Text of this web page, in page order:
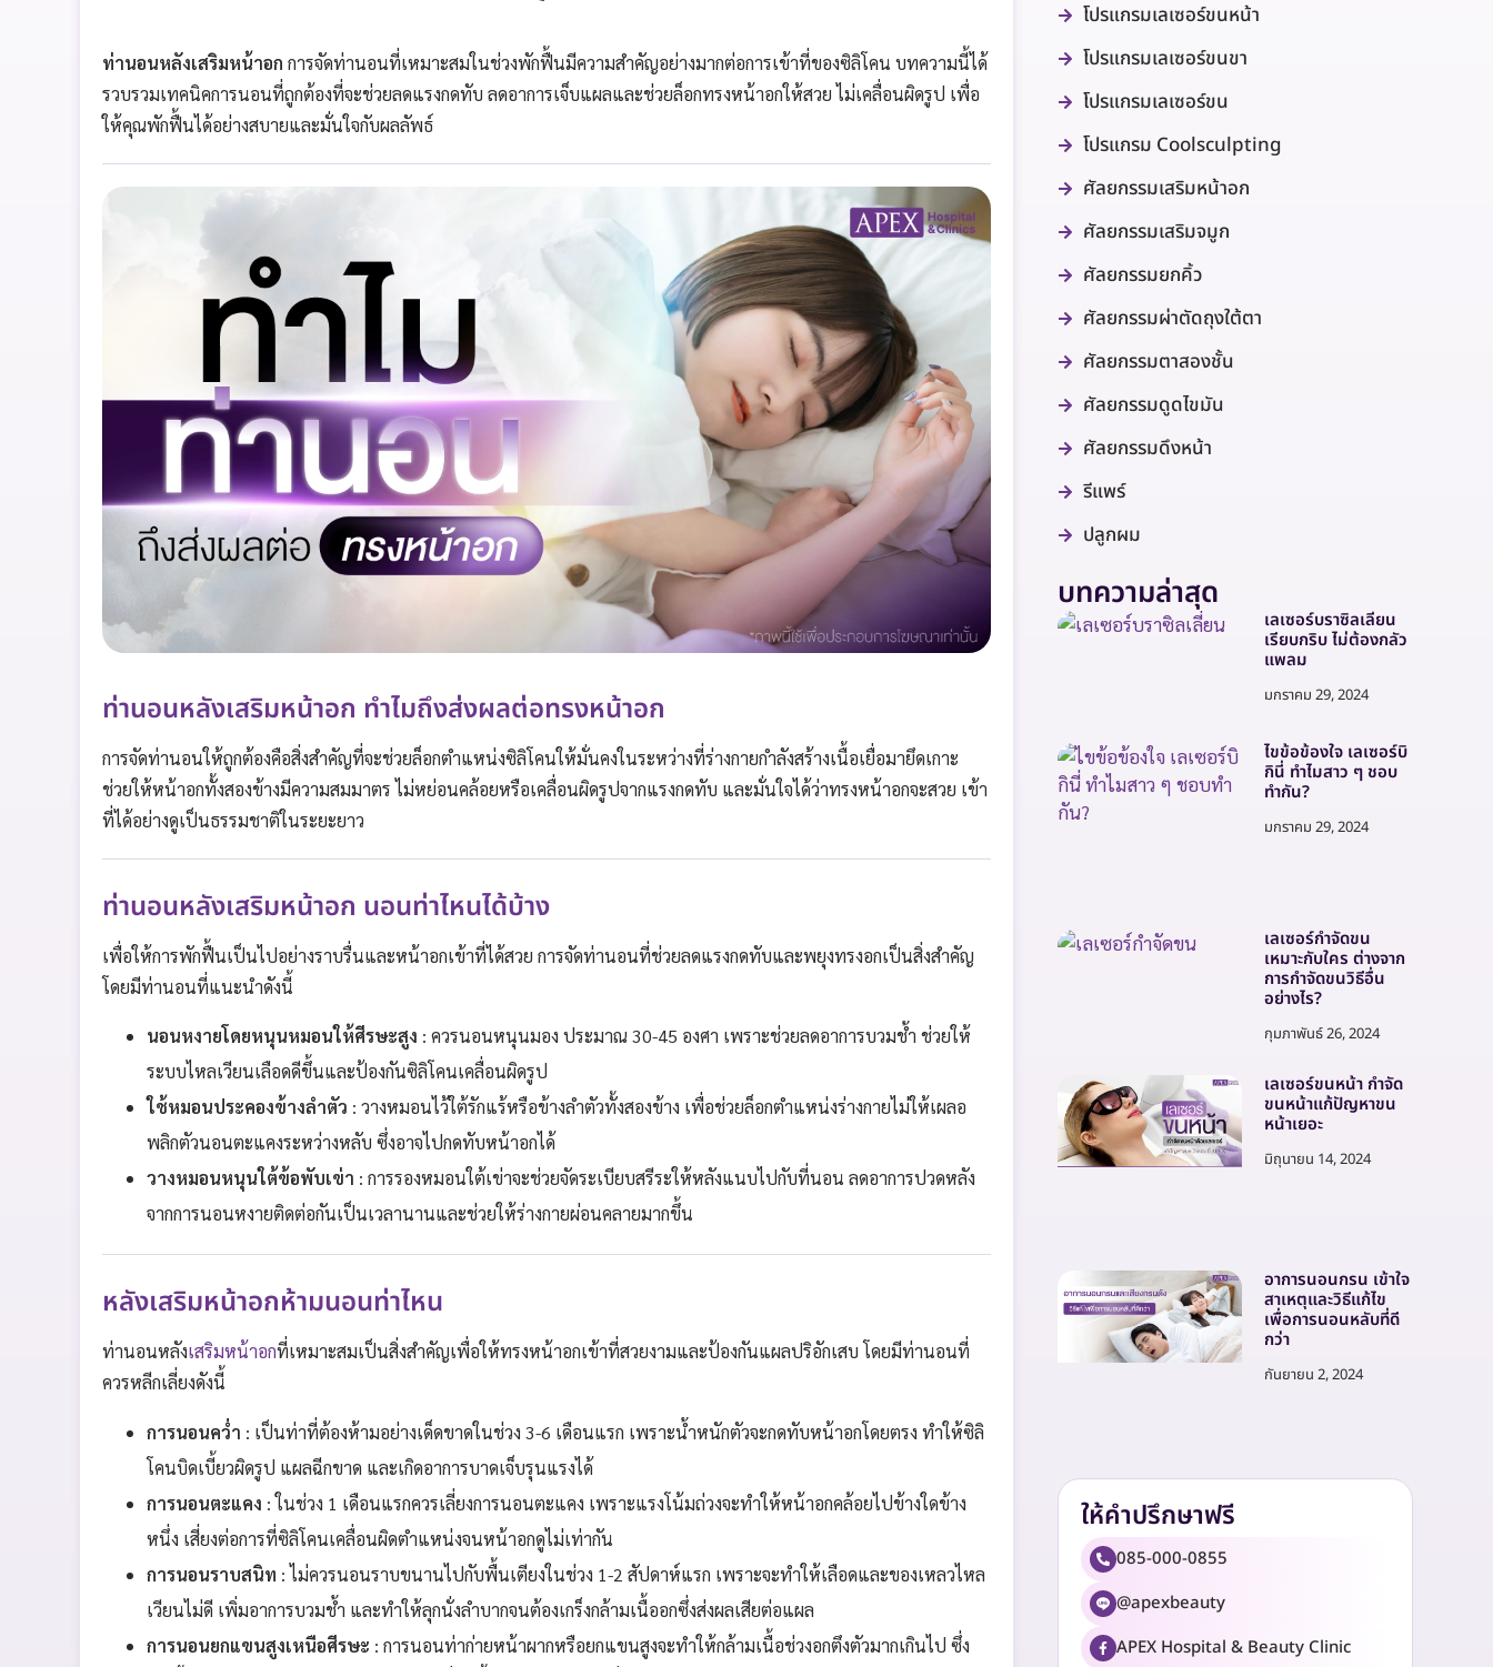
ท่านอนหลังเสริมหน้าอก การจัดท่านอนที่เหมาะสมในช่วงพักฟื้นมีความสำคัญอย่างมากต่อการเข้าที่ของซิลิโคน บทความนี้ได้
รวบรวมเทคนิคการนอนที่ถูกต้องที่จะช่วยลดแรงกดทับ ลดอาการเจ็บแผลและช่วยล็อกทรงหน้าอกให้สวย ไม่เคลื่อนผิดรูป เพื่อ
ให้คุณพักฟื้นได้อย่างสบายและมั่นใจกับผลลัพธ์
ท่านอนหลังเสริมหน้าอก ทำไมถึงส่งผลต่อทรงหน้าอก
การจัดท่านอนให้ถูกต้องคือสิ่งสำคัญที่จะช่วยล็อกตำแหน่งซิลิโคนให้มั่นคงในระหว่างที่ร่างกายกำลังสร้างเนื้อเยื่อมายึดเกาะ
ช่วยให้หน้าอกทั้งสองข้างมีความสมมาตร ไม่หย่อนคล้อยหรือเคลื่อนผิดรูปจากแรงกดทับ และมั่นใจได้ว่าทรงหน้าอกจะสวย เข้า
ที่ได้อย่างดูเป็นธรรมชาติในระยะยาว
ท่านอนหลังเสริมหน้าอก นอนท่าไหนได้บ้าง
เพื่อให้การพักฟื้นเป็นไปอย่างราบรื่นและหน้าอกเข้าที่ได้สวย การจัดท่านอนที่ช่วยลดแรงกดทับและพยุงทรงอกเป็นสิ่งสำคัญ
โดยมีท่านอนที่แนะนำดังนี้
นอนหงายโดยหนุนหมอนให้ศีรษะสูง : ควรนอนหนุนมอง ประมาณ 30-45 องศา เพราะช่วยลดอาการบวมช้ำ ช่วยให้
ระบบไหลเวียนเลือดดีขึ้นและป้องกันซิลิโคนเคลื่อนผิดรูป
ใช้หมอนประคองข้างลำตัว : วางหมอนไว้ใต้รักแร้หรือข้างลำตัวทั้งสองข้าง เพื่อช่วยล็อกตำแหน่งร่างกายไม่ให้เผลอ
พลิกตัวนอนตะแคงระหว่างหลับ ซึ่งอาจไปกดทับหน้าอกได้
วางหมอนหนุนใต้ข้อพับเข่า : การรองหมอนใต้เข่าจะช่วยจัดระเบียบสรีระให้หลังแนบไปกับที่นอน ลดอาการปวดหลัง
จากการนอนหงายติดต่อกันเป็นเวลานานและช่วยให้ร่างกายผ่อนคลายมากขึ้น
หลังเสริมหน้าอกห้ามนอนท่าไหน
ท่านอนหลังเสริมหน้าอกที่เหมาะสมเป็นสิ่งสำคัญเพื่อให้ทรงหน้าอกเข้าที่สวยงามและป้องกันแผลปริอักเสบ โดยมีท่านอนที่
ควรหลีกเลี่ยงดังนี้
การนอนคว่ำ : เป็นท่าที่ต้องห้ามอย่างเด็ดขาดในช่วง 3-6 เดือนแรก เพราะน้ำหนักตัวจะกดทับหน้าอกโดยตรง ทำให้ซิลิ
โคนบิดเบี้ยวผิดรูป แผลฉีกขาด และเกิดอาการบาดเจ็บรุนแรงได้
การนอนตะแคง : ในช่วง 1 เดือนแรกควรเลี่ยงการนอนตะแคง เพราะแรงโน้มถ่วงจะทำให้หน้าอกคล้อยไปข้างใดข้าง
หนึ่ง เสี่ยงต่อการที่ซิลิโคนเคลื่อนผิดตำแหน่งจนหน้าอกดูไม่เท่ากัน
การนอนราบสนิท : ไม่ควรนอนราบขนานไปกับพื้นเตียงในช่วง 1-2 สัปดาห์แรก เพราะจะทำให้เลือดและของเหลวไหล
เวียนไม่ดี เพิ่มอาการบวมช้ำ และทำให้ลุกนั่งลำบากจนต้องเกร็งกล้ามเนื้ออกซึ่งส่งผลเสียต่อแผล
การนอนยกแขนสูงเหนือศีรษะ : การนอนท่าก่ายหน้าผากหรือยกแขนสูงจะทำให้กล้ามเนื้อช่วงอกตึงตัวมากเกินไป ซึ่ง
โปรแกรมเลเซอร์ขนหน้า
โปรแกรมเลเซอร์ขนขา
โปรแกรมเลเซอร์ขน
โปรแกรม Coolsculpting
ศัลยกรรมเสริมหน้าอก
ศัลยกรรมเสริมจมูก
ศัลยกรรมยกคิ้ว
ศัลยกรรมผ่าตัดถุงใต้ตา
ศัลยกรรมตาสองชั้น
ศัลยกรรมดูดไขมัน
ศัลยกรรมดึงหน้า
รีแพร์
ปลูกผม
บทความล่าสุด
เลเซอร์บราซิลเลี่ยน
เรียบกริบ ไม่ต้องกลัว
แพลม
มกราคม 29, 2024
ไขข้อข้องใจ เลเซอร์บิ
กินี่ ทำไมสาว ๆ ชอบ
ทำกัน?
มกราคม 29, 2024
เลเซอร์กำจัดขน
เหมาะกับใคร ต่างจาก
การกำจัดขนวิธีอื่น
อย่างไร?
กุมภาพันธ์ 26, 2024
เลเซอร์ขนหน้า กำจัด
ขนหน้าแก้ปัญหาขน
หน้าเยอะ
มิถุนายน 14, 2024
อาการนอนกรน เข้าใจ
สาเหตุและวิธีแก้ไข
เพื่อการนอนหลับที่ดี
กว่า
กันยายน 2, 2024
ให้คำปรึกษาฟรี
085-000-0855
@apexbeauty
APEX Hospital & Beauty Clinic